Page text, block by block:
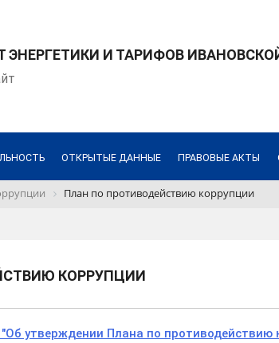
ЭНЕРГЕТИКИ И ТАРИФОВ
ОТКРЫТЫЕ ДАННЫЕ ПРАВОВЫЕ АКТЫ
План по противодействию коррупции
КОРРУПЦИИ
утверждении Плана по противодействию